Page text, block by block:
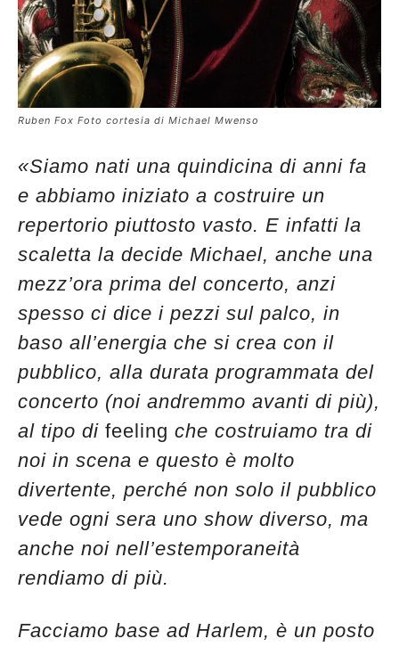
Ruben Fox Foto cortesia di Michael Mwenso
«Siamo nati una quindicina di anni fa
e abbiamo iniziato a costruire un
repertorio piuttosto vasto. E infatti la
scaletta la decide Michael, anche una
mezz’ora prima del concerto, anzi
spesso ci dice i pezzi sul palco, in
baso all’energia che si crea con il
pubblico, alla durata programmata del
concerto (noi andremmo avanti di più),
al tipo di feeling che costruiamo tra di
noi in scena e questo è molto
divertente, perché non solo il pubblico
vede ogni sera uno show diverso, ma
anche noi nell’estemporaneità
rendiamo di più.
Facciamo base ad Harlem, è un posto